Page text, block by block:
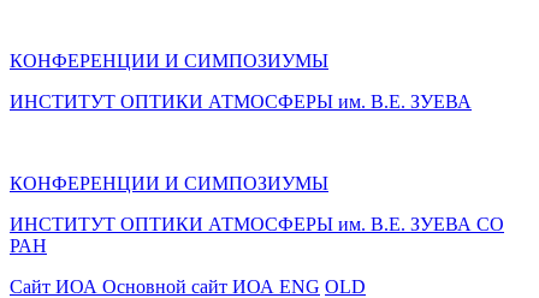
КОНФЕРЕНЦИИ И СИМПОЗИУМЫ
ИНСТИТУТ ОПТИКИ АТМОСФЕРЫ им. В.Е. ЗУЕВА
КОНФЕРЕНЦИИ И СИМПОЗИУМЫ
ИНСТИТУТ ОПТИКИ АТМОСФЕРЫ им. В.Е. ЗУЕВА СО
РАН
Cайт ИОА Основной сайт ИОА ENG OLD